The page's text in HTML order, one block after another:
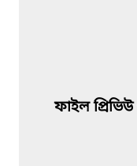
ফাইল